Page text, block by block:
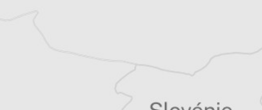
Résiliable à tout moment en quelques clics